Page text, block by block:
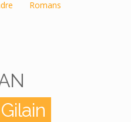
Romans